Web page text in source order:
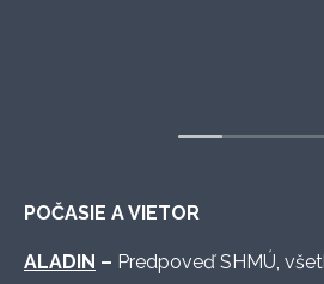
POČASIE A VIETOR
ALADIN – Predpoveď SHMÚ,